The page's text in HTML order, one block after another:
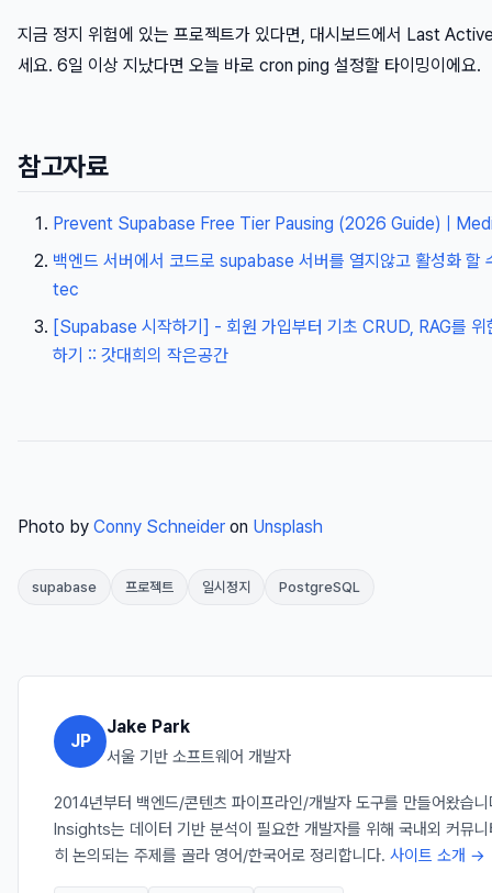
지금 정지 위험에 있는 프로젝트가 있다면, 대시보드에서 Last
세요. 6일 이상 지났다면 오늘 바로 cron ping 설정할 타이밍이에요.
참고자료
Prevent Supabase Free Tier Pausing (2026 Guide) |
백엔드 서버에서 코드로 supabase 서버를 열지않고 활성화
tec
[Supabase 시작하기] - 회원 가입부터 기초 CRUD, RAG를
하기 :: 갓대희의 작은공간
Photo by Conny Schneider on Unsplash
supabase 프로젝트 일시정지 PostgreSQL
JP
Jake Park
서울 기반 소프트웨어 개발자
2014년부터 백엔드/콘텐츠 파이프라인/개발자 도구를 만들어왔습
Insights는 데이터 기반 분석이 필요한 개발자를 위해 국내외 커뮤
히 논의되는 주제를 골라 영어/한국어로 정리합니다. 사이트 소개 →